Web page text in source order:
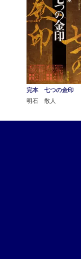
完本 七つの金印
明石 散人